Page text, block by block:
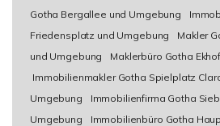
Gotha Bergallee und Umgebung
Friedensplatz und Umgebung
Makler
und Umgebung
Maklerbüro Gotha
Immobilienmakler Gotha Spielplatz
Umgebung
Immobilienfirma Gotha
Umgebung
Immobilienbüro Gotha